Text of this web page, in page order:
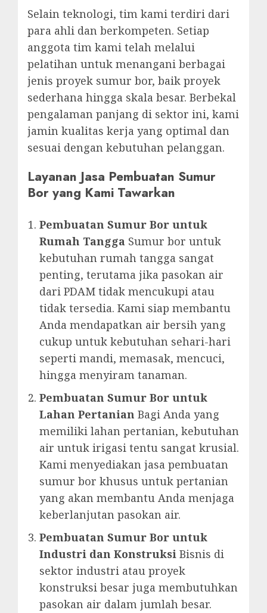
Selain teknologi, tim kami terdiri dari
para ahli dan berkompeten. Setiap
anggota tim kami telah melalui
pelatihan untuk menangani berbagai
jenis proyek sumur bor, baik proyek
sederhana hingga skala besar. Berbekal
pengalaman panjang di sektor ini, kami
jamin kualitas kerja yang optimal dan
sesuai dengan kebutuhan pelanggan.
Layanan Jasa Pembuatan Sumur
Bor yang Kami Tawarkan
Pembuatan Sumur Bor untuk
Rumah Tangga Sumur bor untuk
kebutuhan rumah tangga sangat
penting, terutama jika pasokan air
dari PDAM tidak mencukupi atau
tidak tersedia. Kami siap membantu
Anda mendapatkan air bersih yang
cukup untuk kebutuhan sehari-hari
seperti mandi, memasak, mencuci,
hingga menyiram tanaman.
Pembuatan Sumur Bor untuk
Lahan Pertanian Bagi Anda yang
memiliki lahan pertanian, kebutuhan
air untuk irigasi tentu sangat krusial.
Kami menyediakan jasa pembuatan
sumur bor khusus untuk pertanian
yang akan membantu Anda menjaga
keberlanjutan pasokan air.
Pembuatan Sumur Bor untuk
Industri dan Konstruksi Bisnis di
sektor industri atau proyek
konstruksi besar juga membutuhkan
pasokan air dalam jumlah besar.